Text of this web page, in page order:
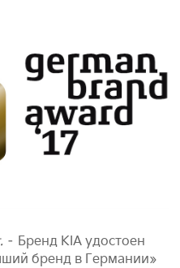
– Бренд KIA удостоен
бренд в Германии»